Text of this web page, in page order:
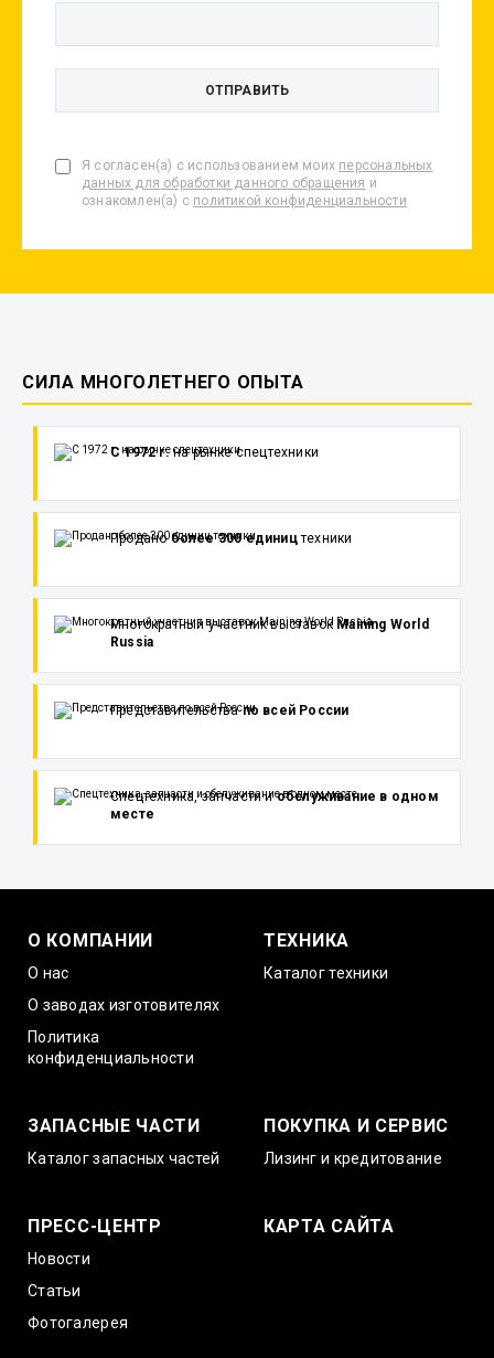
Я согласен(а) с использованием моих персональных
данных для обработки данного обращения и
ознакомлен(а) с политикой конфиденциальности
СИЛА МНОГОЛЕТНЕГО ОПЫТА
С 1972 г.на рынке спецтехники
Проданоболее 300 едиництехники
Многократный участник выставок Maining World
Russia
Представительствапо всей России
Спецтехника, запчасти иобслуживание в одном
месте
О КОМПАНИИ
О нас
О заводах изготовителях
Политика
конфиденциальности
ТЕХНИКА
Каталог техники
ЗАПАСНЫЕ ЧАСТИ
Каталог запасных частей
ПОКУПКА И СЕРВИС
Лизинг и кредитование
ПРЕСС-ЦЕНТР
Новости
Статьи
Фотогалерея
КАРТА САЙТА